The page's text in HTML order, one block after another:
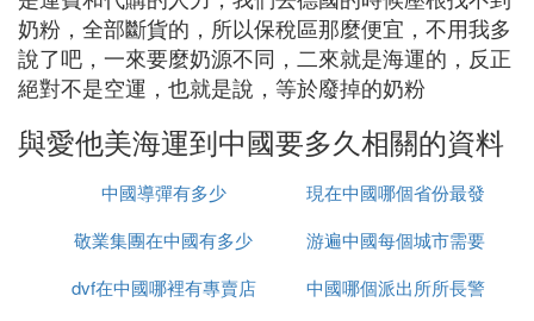
奶粉，全部斷貨的，所以保稅區那麼便宜，不用我多
說了吧，一來要麼奶源不同，二來就是海運的，反正
絕對不是空運，也就是說，等於廢掉的奶粉
與愛他美海運到中國要多久相關的資料
中國導彈有多少
現在中國哪個省份最發
達
敬業集團在中國有多少
辦事處
游遍中國每個城市需要
多久
dvf在中國哪裡有專賣店
中國哪個派出所所長警